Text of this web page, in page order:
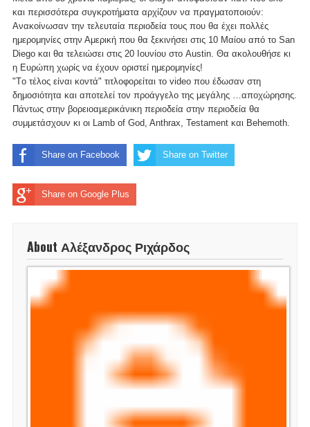
και περισσότερα συγκροτήματα αρχίζουν να πραγματοποιούν:
Ανακοίνωσαν την τελευταία περιοδεία τους που θα έχει πολλές
ημερομηνίες στην Αμερική που θα ξεκινήσει στις 10 Μαίου από το San
Diego και θα τελειώσει στις 20 Ιουνίου στο Austin. Θα ακολουθήσε κι
η Ευρώπη χωρίς να έχουν οριστεί ημερομηνίες!
"Tο τέλος είναι κοντά" τιτλοφορείται το video που έδωσαν στη
δημοσιότητα και αποτελεί τον προάγγελο της μεγάλης …αποχώρησης.
Πάντως στην βορειοαμερικάνικη περιοδεία στην περιοδεία θα
συμμετάσχουν κι οι Lamb of God, Anthrax, Testament και Behemoth.
Share on Facebook Share on Twitter
Share on Google Plus
About Αλέξανδρος Ριχάρδος